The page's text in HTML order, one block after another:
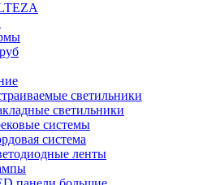
светильники
светильники
системы
система
ленты